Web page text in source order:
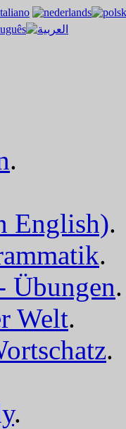
.
English).
.
Übungen.
Welt.
.
.